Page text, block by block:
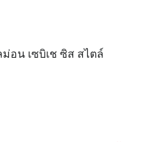
อน เซบิเช ซิส สไตล์